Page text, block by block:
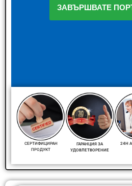
ЗАВЪРШВАТЕ
СЕРТИФИЦИРАН
ПРОДУКТ
ГАРАНЦИЯ ЗА
УДОВЛЕТВОРЕНИЕ
24H